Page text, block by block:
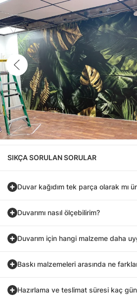
SIKÇA SORULAN SORULAR
Duvar kağıdım tek parça olarak mı
Duvarımı nasıl ölçebilirim?
Duvarım için hangi malzeme daha
Baskı malzemeleri arasında ne
Hazırlama ve teslimat süresi kaç